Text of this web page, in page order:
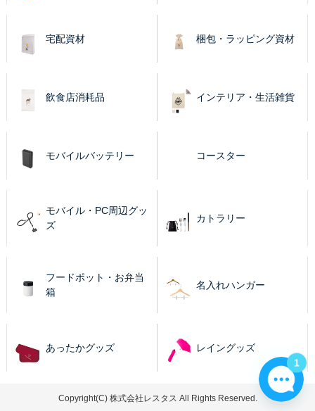
宅配資材 梱包・ラッピング資材
飲食店消耗品 インテリア・生活雑貨
モバイルバッテリー コースター
モバイル・PC周辺グッ
ズ
カトラリー
フードポット・お弁当
箱
名入れハンガー
あったかグッズ レイングッズ
Copyright(C) 株式会社レスタス All Rights Reserved.
1